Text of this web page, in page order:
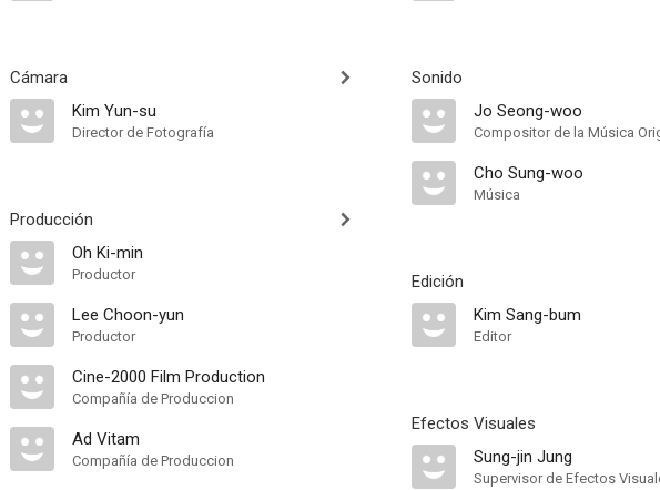
Cámara
Kim Yun-su
Director de Fotografía
Producción
Oh Ki-min
Productor
Lee Choon-yun
Productor
Cine-2000 Film Production
Compañía de Produccion
Ad Vitam
Compañía de Produccion
Sonido
Jo Seong-woo
Compositor de la Música
Cho Sung-woo
Música
Edición
Kim Sang-bum
Editor
Efectos Visuales
Sung-jin Jung
Supervisor de Efectos